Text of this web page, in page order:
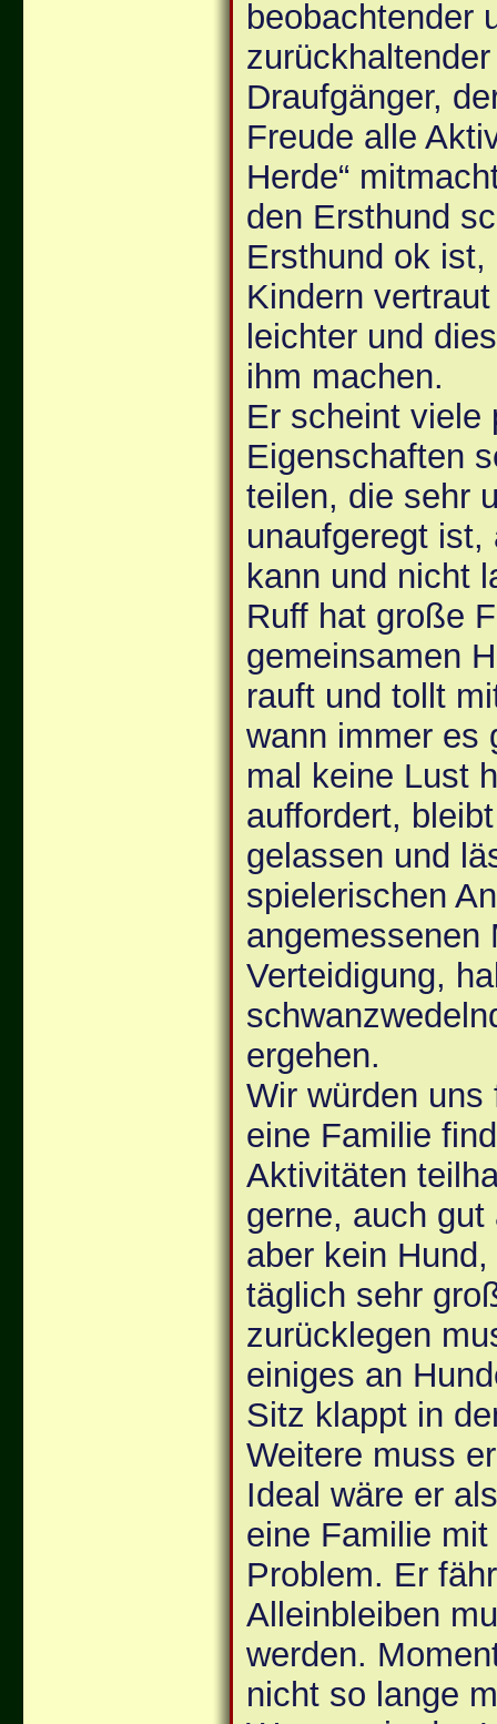
beobachtender
Draufgänger,
Freude alle
Herde“
den Ersthund
Ersthund ok
Kindern
leichter und
ihm machen.
Er scheint viele
Eigenschaften
teilen, die sehr
unaufgeregt
kann und nicht
Ruff hat große
gemeinsamen
rauft und tollt
wann immer es
mal keine Lust
auffordert,
gelassen und
spielerischen
angemessenen
Verteidigung,
ergehen.
Wir würden uns
eine Familie
Aktivitäten
gerne, auch
aber kein
täglich sehr
zurücklegen
einiges an
Sitz klappt in
Weitere muss
Ideal wäre er
eine Familie
Problem. Er
Alleinbleiben
werden.
nicht so lange